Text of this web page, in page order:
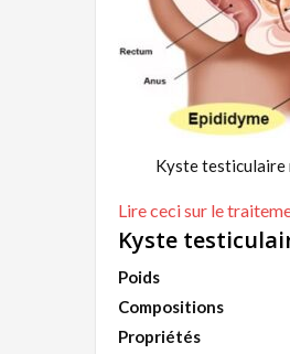
Kyste
Lire ceci sur le
Kyste
Poids
Compositions
Propriétés